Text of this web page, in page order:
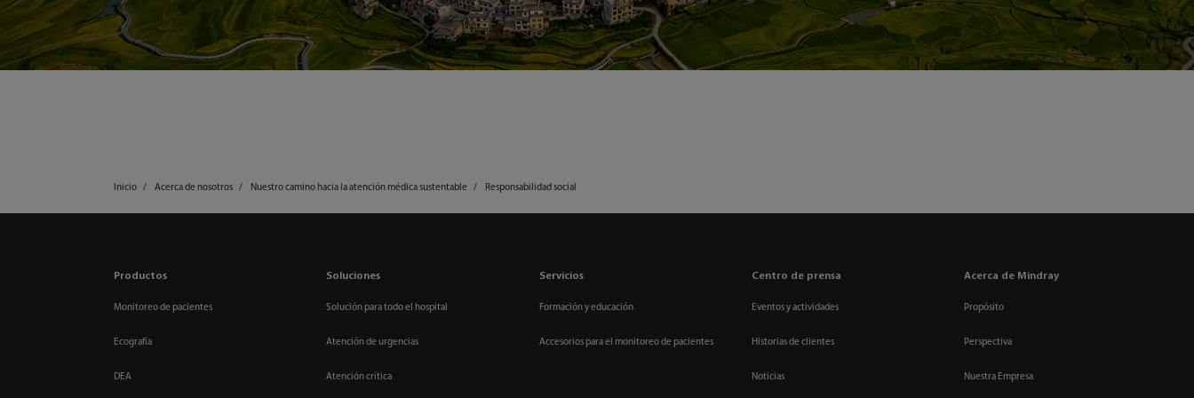
Inicio Acerca de nosotros Nuestro camino hacia la atención médica sustentable Responsabilidad social
Productos
Monitoreo de pacientes
Ecografía
DEA
Soluciones
Solución para todo el hospital
Atención de urgencias
Atención crítica
Servicios
Formación y educación
Accesorios para el monitoreo de pacientes
Centro de prensa
Eventos y actividades
Historias de clientes
Noticias
Acerca de Mindray
Propósito
Perspectiva
Nuestra Empresa